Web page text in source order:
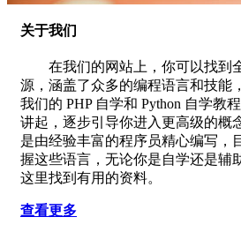
关于我们
在我们的网站上，你可以找到
源，涵盖了众多的编程语言和技能，
我们的 PHP 自学和 Python 自学教
讲起，逐步引导你进入更高级的概
是由经验丰富的程序员精心编写，
握这些语言，无论你是自学还是辅
这里找到有用的资料。
查看更多